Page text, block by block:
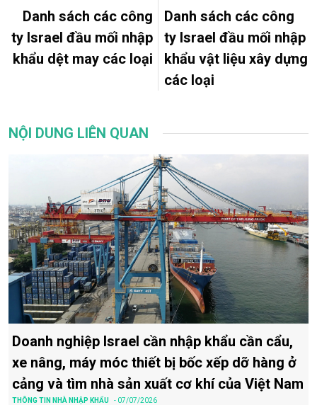
Danh sách các công
ty Israel đầu mối nhập
khẩu dệt may các loại
Danh sách các công
ty Israel đầu mối nhập
khẩu vật liệu xây dựng
các loại
NỘI DUNG LIÊN QUAN
Doanh nghiệp Israel cần nhập khẩu cần cẩu,
xe nâng, máy móc thiết bị bốc xếp dỡ hàng ở
cảng và tìm nhà sản xuất cơ khí của Việt Nam
THÔNG TIN NHÀ NHẬP KHẨU - 07/07/2026